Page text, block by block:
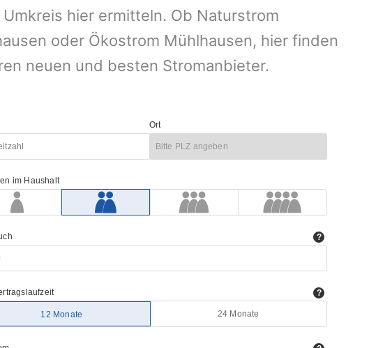
Umkreis hier ermitteln. Ob Naturstrom
oder Ökostrom Mühlhausen, hier finden
neuen und besten Stromanbieter.